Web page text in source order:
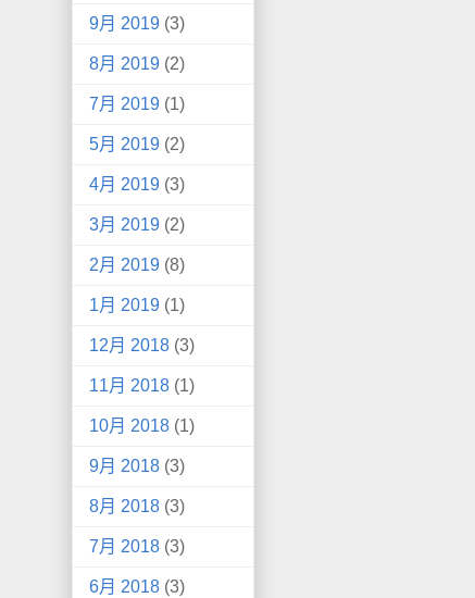
9月 2019 (3)
8月 2019 (2)
7月 2019 (1)
5月 2019 (2)
4月 2019 (3)
3月 2019 (2)
2月 2019 (8)
1月 2019 (1)
12月 2018 (3)
11月 2018 (1)
10月 2018 (1)
9月 2018 (3)
8月 2018 (3)
7月 2018 (3)
6月 2018 (3)